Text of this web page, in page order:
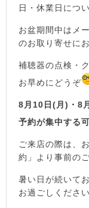
日・休業日につ
お盆期間中はメ
のお取り寄せに
補聴器の点検・
お早めにどうぞ
8月10日(月)・8
予約が集中する
ご来店の際は、
約」より事前の
暑い日が続いて
お過ごしください